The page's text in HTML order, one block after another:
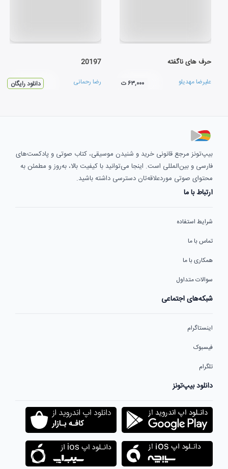
حرف های ناگفته
علیرضا مهدیلو ۶۳,۰۰۰ ت
20197
رضا رحمانی دانلود رایگان
بیپ‌تونز مرجع قانونی خرید و شنیدن موسیقی، کتاب صوتی و پادکست‌های
فارسی و بین‌المللی است. اینجا می‌توانید با کیفیت بالا، به‌روز و مطمئن به
محتوای صوتی موردعلاقه‌تان دسترسی داشته باشید.
ارتباط با ما
شرایط استفاده
تماس با ما
همکاری با ما
سوالات متداول
شبکه‌های اجتماعی
اینستاگرام
فیسبوک
تلگرام
دانلود بیپ‌تونز